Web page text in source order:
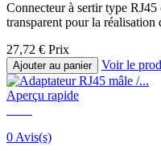
Connecteur à sertir type
transparent pour la réalisation
27,72 € Prix
Ajouter au panier Voir le
Aperçu rapide
0 Avis(s)